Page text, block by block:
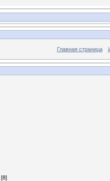
Главная страница
[8]